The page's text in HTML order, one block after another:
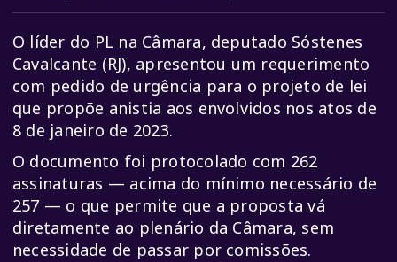
O líder do PL na Câmara, deputado Sóstenes
Cavalcante (RJ), apresentou um requerimento
com pedido de urgência para o projeto de lei
que propõe anistia aos envolvidos nos atos de
8 de janeiro de 2023.
O documento foi protocolado com 262
assinaturas — acima do mínimo necessário de
257 — o que permite que a proposta vá
diretamente ao plenário da Câmara, sem
necessidade de passar por comissões.